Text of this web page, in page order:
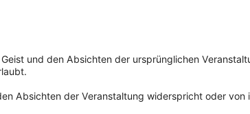
und den Absichten der ursprünglichen
Absichten der Veranstaltung widerspricht oder